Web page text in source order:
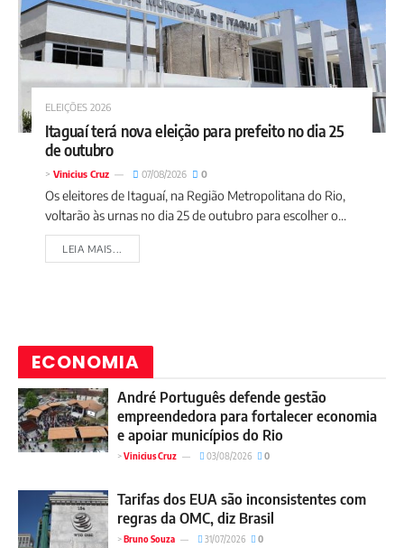
ELEIÇÕES 2026
Itaguaí terá nova eleição para prefeito no dia 25
de outubro
> Vinicius Cruz 07/08/2026 0
Os eleitores de Itaguaí, na Região Metropolitana do Rio,
voltarão às urnas no dia 25 de outubro para escolher o...
LEIA MAIS...
ECONOMIA
André Português defende gestão
empreendedora para fortalecer economia
e apoiar municípios do Rio
>Vinicius Cruz 03/08/2026 0
Tarifas dos EUA são inconsistentes com
regras da OMC, diz Brasil
>Bruno Souza 31/07/2026 0